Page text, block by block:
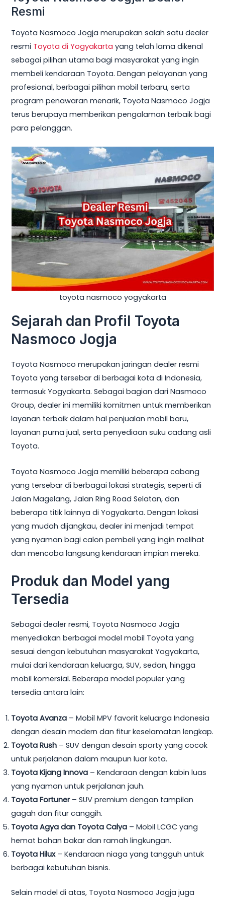
Resmi
Toyota Nasmoco Jogja merupakan salah satu dealer
resmi Toyota di Yogyakarta yang telah lama dikenal
sebagai pilihan utama bagi masyarakat yang ingin
membeli kendaraan Toyota. Dengan pelayanan yang
profesional, berbagai pilihan mobil terbaru, serta
program penawaran menarik, Toyota Nasmoco Jogja
terus berupaya memberikan pengalaman terbaik bagi
para pelanggan.
toyota nasmoco yogyakarta
Sejarah dan Profil Toyota
Nasmoco Jogja
Toyota Nasmoco merupakan jaringan dealer resmi
Toyota yang tersebar di berbagai kota di Indonesia,
termasuk Yogyakarta. Sebagai bagian dari Nasmoco
Group, dealer ini memiliki komitmen untuk memberikan
layanan terbaik dalam hal penjualan mobil baru,
layanan purna jual, serta penyediaan suku cadang asli
Toyota.
Toyota Nasmoco Jogja memiliki beberapa cabang
yang tersebar di berbagai lokasi strategis, seperti di
Jalan Magelang, Jalan Ring Road Selatan, dan
beberapa titik lainnya di Yogyakarta. Dengan lokasi
yang mudah dijangkau, dealer ini menjadi tempat
yang nyaman bagi calon pembeli yang ingin melihat
dan mencoba langsung kendaraan impian mereka.
Produk dan Model yang
Tersedia
Sebagai dealer resmi, Toyota Nasmoco Jogja
menyediakan berbagai model mobil Toyota yang
sesuai dengan kebutuhan masyarakat Yogyakarta,
mulai dari kendaraan keluarga, SUV, sedan, hingga
mobil komersial. Beberapa model populer yang
tersedia antara lain:
Toyota Avanza – Mobil MPV favorit keluarga Indonesia
dengan desain modern dan fitur keselamatan lengkap.
Toyota Rush – SUV dengan desain sporty yang cocok
untuk perjalanan dalam maupun luar kota.
Toyota Kijang Innova – Kendaraan dengan kabin luas
yang nyaman untuk perjalanan jauh.
Toyota Fortuner– SUV premium dengan tampilan
gagah dan fitur canggih.
Toyota Agya dan Toyota Calya – Mobil LCGC yang
hemat bahan bakar dan ramah lingkungan.
Toyota Hilux– Kendaraan niaga yang tangguh untuk
berbagai kebutuhan bisnis.
Selain model di atas, Toyota Nasmoco Jogja juga